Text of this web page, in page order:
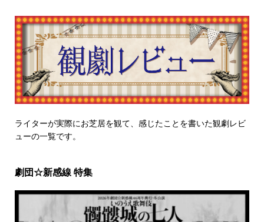
ライターが実際にお芝居を観て、感じたことを書いた観劇レビ
ューの一覧です。
劇団☆新感線 特集